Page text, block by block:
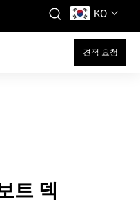
KO
견적 요청
트 덱